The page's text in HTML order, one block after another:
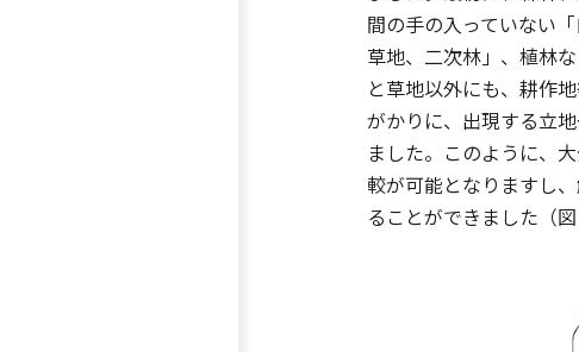
間の手の入っていない
草地、二次林」、植林
と草地以外にも、耕作
がかりに、出現する立
ました。このように、
較が可能となりますし
ることができました（図